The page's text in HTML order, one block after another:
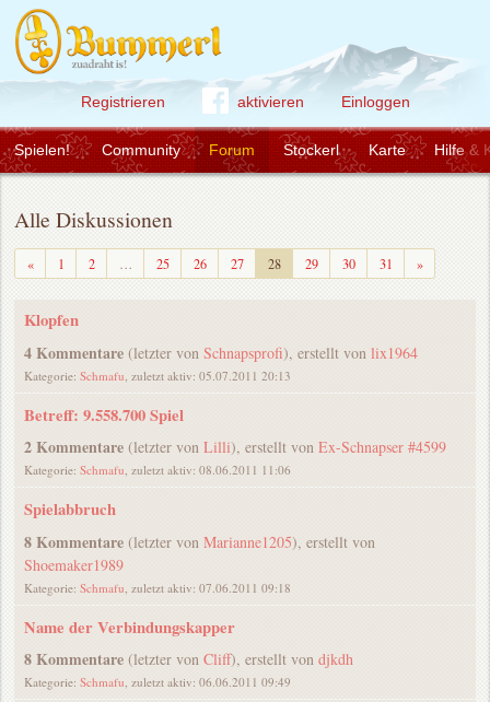
Registrieren aktivieren Einloggen
Community Forum Stockerl Karte Hilfe &
Spielen!
Alle Diskussionen
«Zurück1 2 … 25 26 27 28 29 30 31 »Weiter
Klopfen
4 Kommentare(letzter von Schnapsprofi), erstellt von lix1964
Kategorie: Schmafu , zuletzt aktiv: 05.07.2011 20:13
Betreff: 9.558.700 Spiel
2 Kommentare(letzter von Lilli), erstellt von Ex-Schnapser #4599
Kategorie: Schmafu, zuletzt aktiv: 08.06.2011 11:06
Spielabbruch
8 Kommentare(letzter von Marianne1205), erstellt von
Shoemaker1989
Kategorie: Schmafu , zuletzt aktiv: 07.06.2011 09:18
Name der Verbindungskapper
8 Kommentare(letzter von Cliff), erstellt von djkdh
Kategorie: Schmafu , zuletzt aktiv: 06.06.2011 09:49